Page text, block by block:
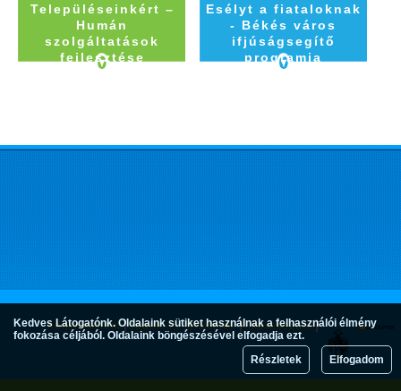
Településeinkért –
Humán
szolgáltatások
fejlesztése
Esélyt a fiataloknak
- Békés város
ifjúságsegítő
programja
Impresszum
Jogok és feltételek
Adatvédelem
Kedves Látogatónk. Oldalaink sütiket használnak a felhasználói élmény
fokozása céljából. Oldalaink böngészésével elfogadja ezt.
Részletek
Elfogadom